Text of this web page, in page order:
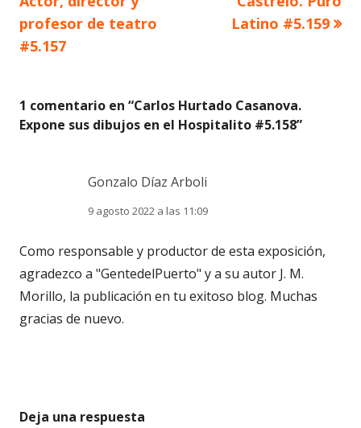
de
entradas
profesor de teatro
#5.157
Latino #5.159
1 comentario en “Carlos Hurtado Casanova.
Expone sus dibujos en el Hospitalito #5.158”
Gonzalo Díaz Arboli
9 agosto 2022 a las 11:09
Como responsable y productor de esta exposición,
agradezco a "GentedelPuerto" y a su autor J. M.
Morillo, la publicación en tu exitoso blog. Muchas
gracias de nuevo.
Deja una respuesta